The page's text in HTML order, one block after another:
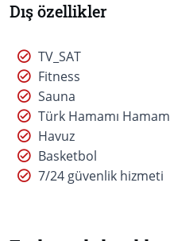
Dış özellikler
TV_SAT
Fitness
Sauna
Türk Hamamı Hamam
Havuz
Basketbol
7/24 güvenlik hizmeti